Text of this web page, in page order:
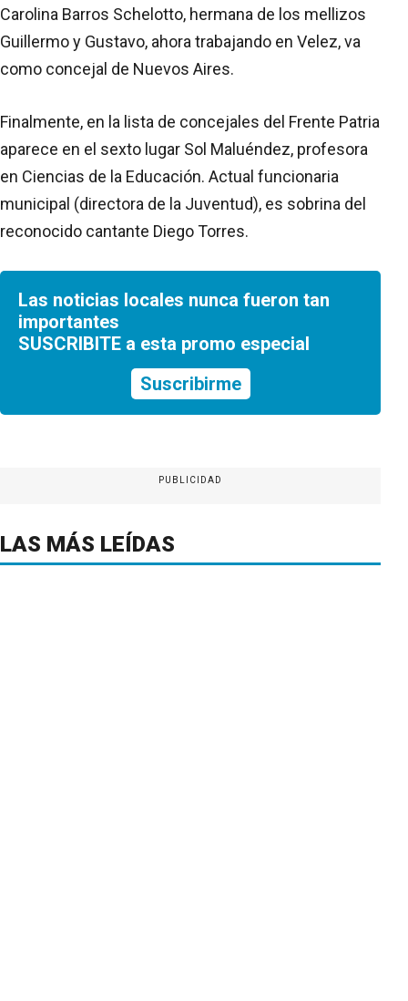
Carolina Barros Schelotto, hermana de los mellizos
Guillermo y Gustavo, ahora trabajando en Velez, va
como concejal de Nuevos Aires.
Finalmente, en la lista de concejales del Frente Patria
aparece en el sexto lugar Sol Maluéndez, profesora
en Ciencias de la Educación. Actual funcionaria
municipal (directora de la Juventud), es sobrina del
reconocido cantante Diego Torres.
Las noticias locales nunca fueron tan
importantes
SUSCRIBITE a esta promo especial
Suscribirme
PUBLICIDAD
LAS MÁS LEÍDAS